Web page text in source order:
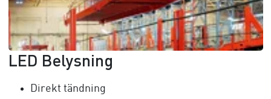
LED Belysning
Direkt tändning